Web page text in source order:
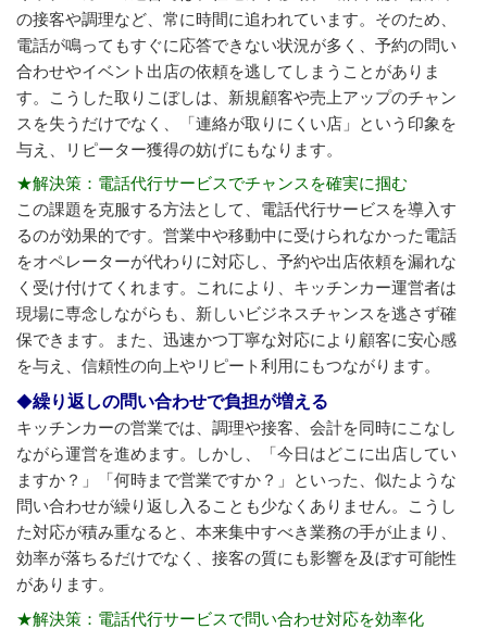
の接客や調理など、常に時間に追われています。そのため、
電話が鳴ってもすぐに応答できない状況が多く、予約の問い
合わせやイベント出店の依頼を逃してしまうことがありま
す。こうした取りこぼしは、新規顧客や売上アップのチャン
スを失うだけでなく、「連絡が取りにくい店」という印象を
与え、リピーター獲得の妨げにもなります。
★解決策：電話代行サービスでチャンスを確実に掴む
この課題を克服する方法として、電話代行サービスを導入す
るのが効果的です。営業中や移動中に受けられなかった電話
をオペレーターが代わりに対応し、予約や出店依頼を漏れな
く受け付けてくれます。これにより、キッチンカー運営者は
現場に専念しながらも、新しいビジネスチャンスを逃さず確
保できます。また、迅速かつ丁寧な対応により顧客に安心感
を与え、信頼性の向上やリピート利用にもつながります。
繰り返しの問い合わせで負担が増える
キッチンカーの営業では、調理や接客、会計を同時にこなし
ながら運営を進めます。しかし、「今日はどこに出店してい
ますか？」「何時まで営業ですか？」といった、似たような
問い合わせが繰り返し入ることも少なくありません。こうし
た対応が積み重なると、本来集中すべき業務の手が止まり、
効率が落ちるだけでなく、接客の質にも影響を及ぼす可能性
があります。
★解決策：電話代行サービスで問い合わせ対応を効率化